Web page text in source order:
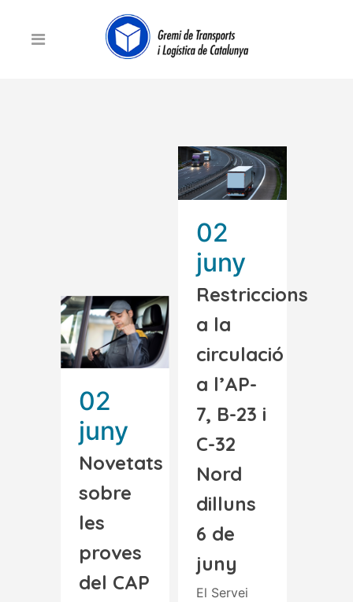
02
juny
Novetats
sobre
les
proves
del CAP
02
juny
Restriccions
a la
circulació
a l’AP-
7, B-23 i
C-32
Nord
dilluns
6 de
juny
El Servei